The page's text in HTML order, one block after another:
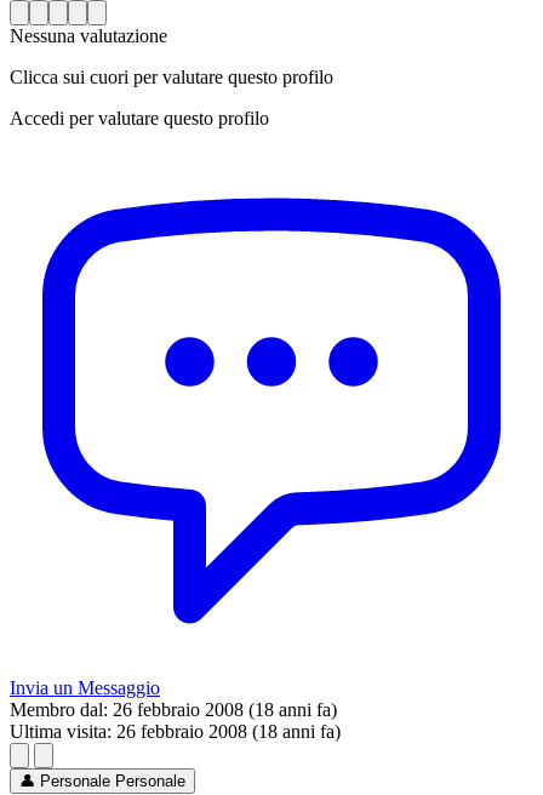
Nessuna valutazione
Clicca sui cuori per valutare questo profilo
Accedi per valutare questo profilo
Invia un Messaggio
Membro dal: 26 febbraio 2008 (18 anni fa)
Ultima visita: 26 febbraio 2008 (18 anni fa)
👤 Personale Personale